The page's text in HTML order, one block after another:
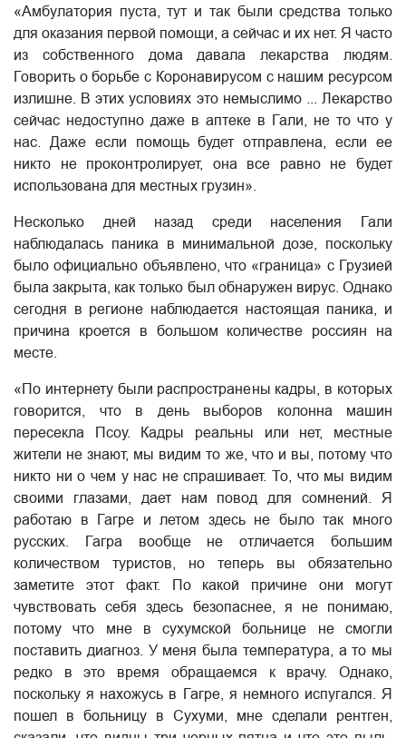
«Амбулатория пуста, тут и так были средства только
для оказания первой помощи, а сейчас и их нет. Я часто
из собственного дома давала лекарства людям.
Говорить о борьбе с Коронавирусом с нашим ресурсом
излишне. В этих условиях это немыслимо ... Лекарство
сейчас недоступно даже в аптеке в Гали, не то что у
нас. Даже если помощь будет отправлена, если ее
никто не проконтролирует, она все равно не будет
использована для местных грузин».
Несколько дней назад среди населения Гали
наблюдалась паника в минимальной дозе, поскольку
было официально объявлено, что «граница» с Грузией
была закрыта, как только был обнаружен вирус. Однако
сегодня в регионе наблюдается настоящая паника, и
причина кроется в большом количестве россиян на
месте.
«По интернету были распространены кадры, в которых
говорится, что в день выборов колонна машин
пересекла Псоу. Кадры реальны или нет, местные
жители не знают, мы видим то же, что и вы, потому что
никто ни о чем у нас не спрашивает. То, что мы видим
своими глазами, дает нам повод для сомнений. Я
работаю в Гагре и летом здесь не было так много
русских. Гагра вообще не отличается большим
количеством туристов, но теперь вы обязательно
заметите этот факт. По какой причине они могут
чувствовать себя здесь безопаснее, я не понимаю,
потому что мне в сухумской больнице не смогли
поставить диагноз. У меня была температура, а то мы
редко в это время обращаемся к врачу. Однако,
поскольку я нахожусь в Гагре, я немного испугался. Я
пошел в больницу в Сухуми, мне сделали рентген,